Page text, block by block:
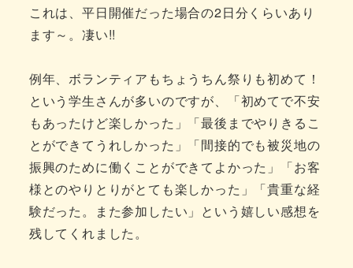
これは、平日開催だった場合の2日分くらいあり
ます～。凄い!!
例年、ボランティアもちょうちん祭りも初めて！
という学生さんが多いのですが、「初めてで不安
もあったけど楽しかった」「最後までやりきるこ
とができてうれしかった」「間接的でも被災地の
振興のために働くことができてよかった」「お客
様とのやりとりがとても楽しかった」「貴重な経
験だった。また参加したい」という嬉しい感想を
残してくれました。